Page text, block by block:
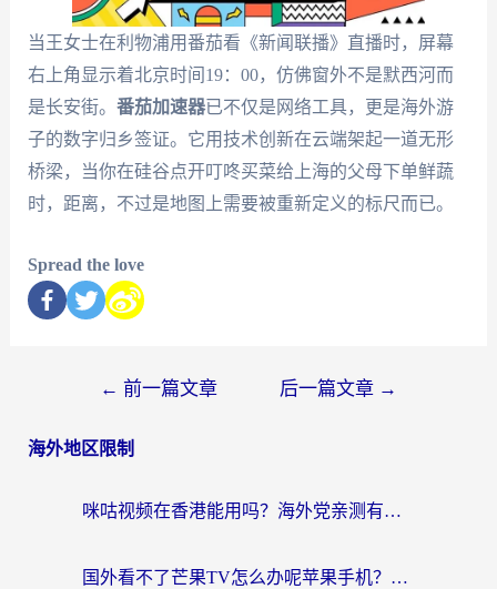
当王女士在利物浦用番茄看《新闻联播》直播时，屏幕
右上角显示着北京时间19：00，仿佛窗外不是默西河而
是长安街。 番茄加速器已不仅是网络工具，更是海外游
子的数字归乡签证。它用技术创新在云端架起一道无形
桥梁，当你在硅谷点开叮咚买菜给上海的父母下单鲜蔬
时，距离，不过是地图上需要被重新定义的标尺而已。
Spread the love
← 前一篇文章 后一篇文章 →
海外地区限制
咪咕视频在香港能用吗？海外党亲测有效的回国加速方案来了
国外看不了芒果TV怎么办呢苹果手机？海外党追剧游戏的全能解决方案